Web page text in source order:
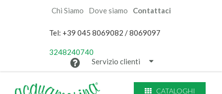
Chi Siamo Dove siamo Contattaci
Tel: +39 045 8069082 / 8069097
3248240740
Servizio clienti
CATALOGHI